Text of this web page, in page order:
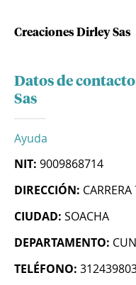
Creaciones Dirley Sas
Datos de
Sas
Ayuda
NIT: 9009868714
DIRECCIÓN:
CIUDAD: SOACHA
DEPARTAMENTO:
TELÉFONO: